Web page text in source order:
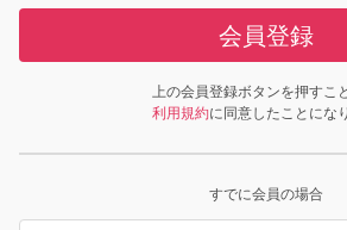
会員登録
上の会員登録ボタンを押すこ
利用規約に同意したことにな
すでに会員の場合